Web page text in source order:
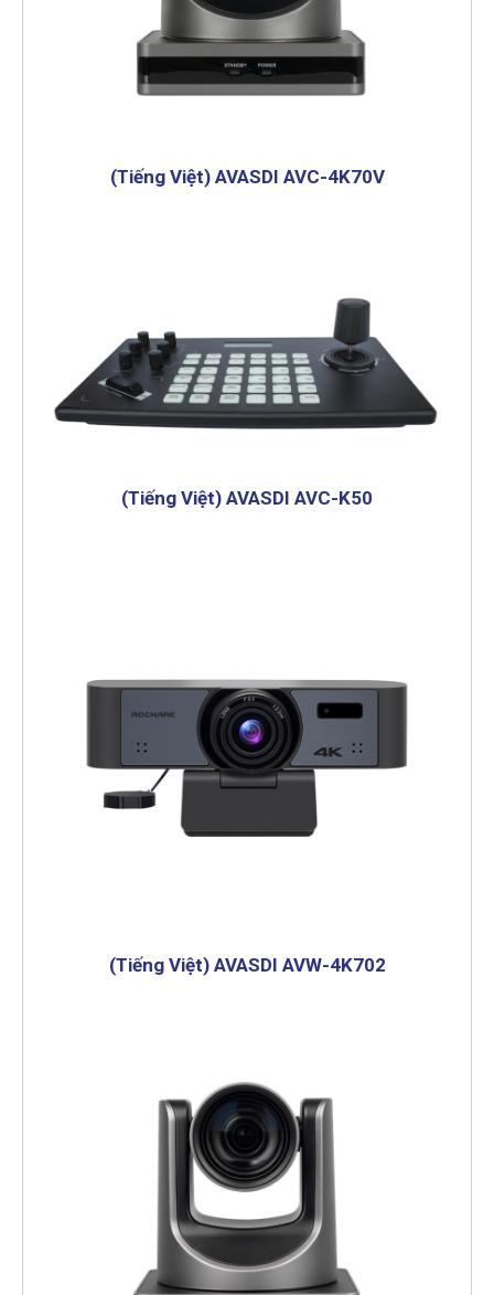
(Tiếng Việt) AVASDI AVC-4K70V
(Tiếng Việt) AVASDI AVC-K50
(Tiếng Việt) AVASDI AVW-4K702